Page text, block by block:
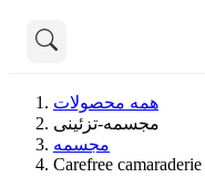
همه محصولات
مجسمه-تزئینی
مجسمه
Carefree